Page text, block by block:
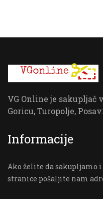
VG Online je
Goricu, Turopolje,
Informacije
Ako želite da sakupljamo
stranice pošaljite nam